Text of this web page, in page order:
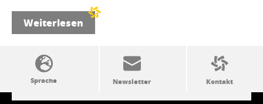
Weiterlesen
SSW-Politik von A bis Z